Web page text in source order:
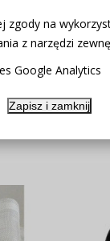
na
z narzędzi
Google Analytics
Zapisz i zamknij